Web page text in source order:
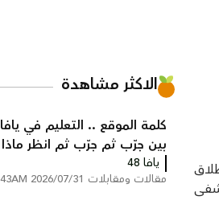
عام 1939، وهو مستشفى
الاكثر مشاهدة
كلمة الموقع .. التعليم في يافا
بين جرّب ثم جرّب ثم انظر ماذا
سيحدث!
يافا 48
مقالات ومقابلات 2026/07/31 11:43AM